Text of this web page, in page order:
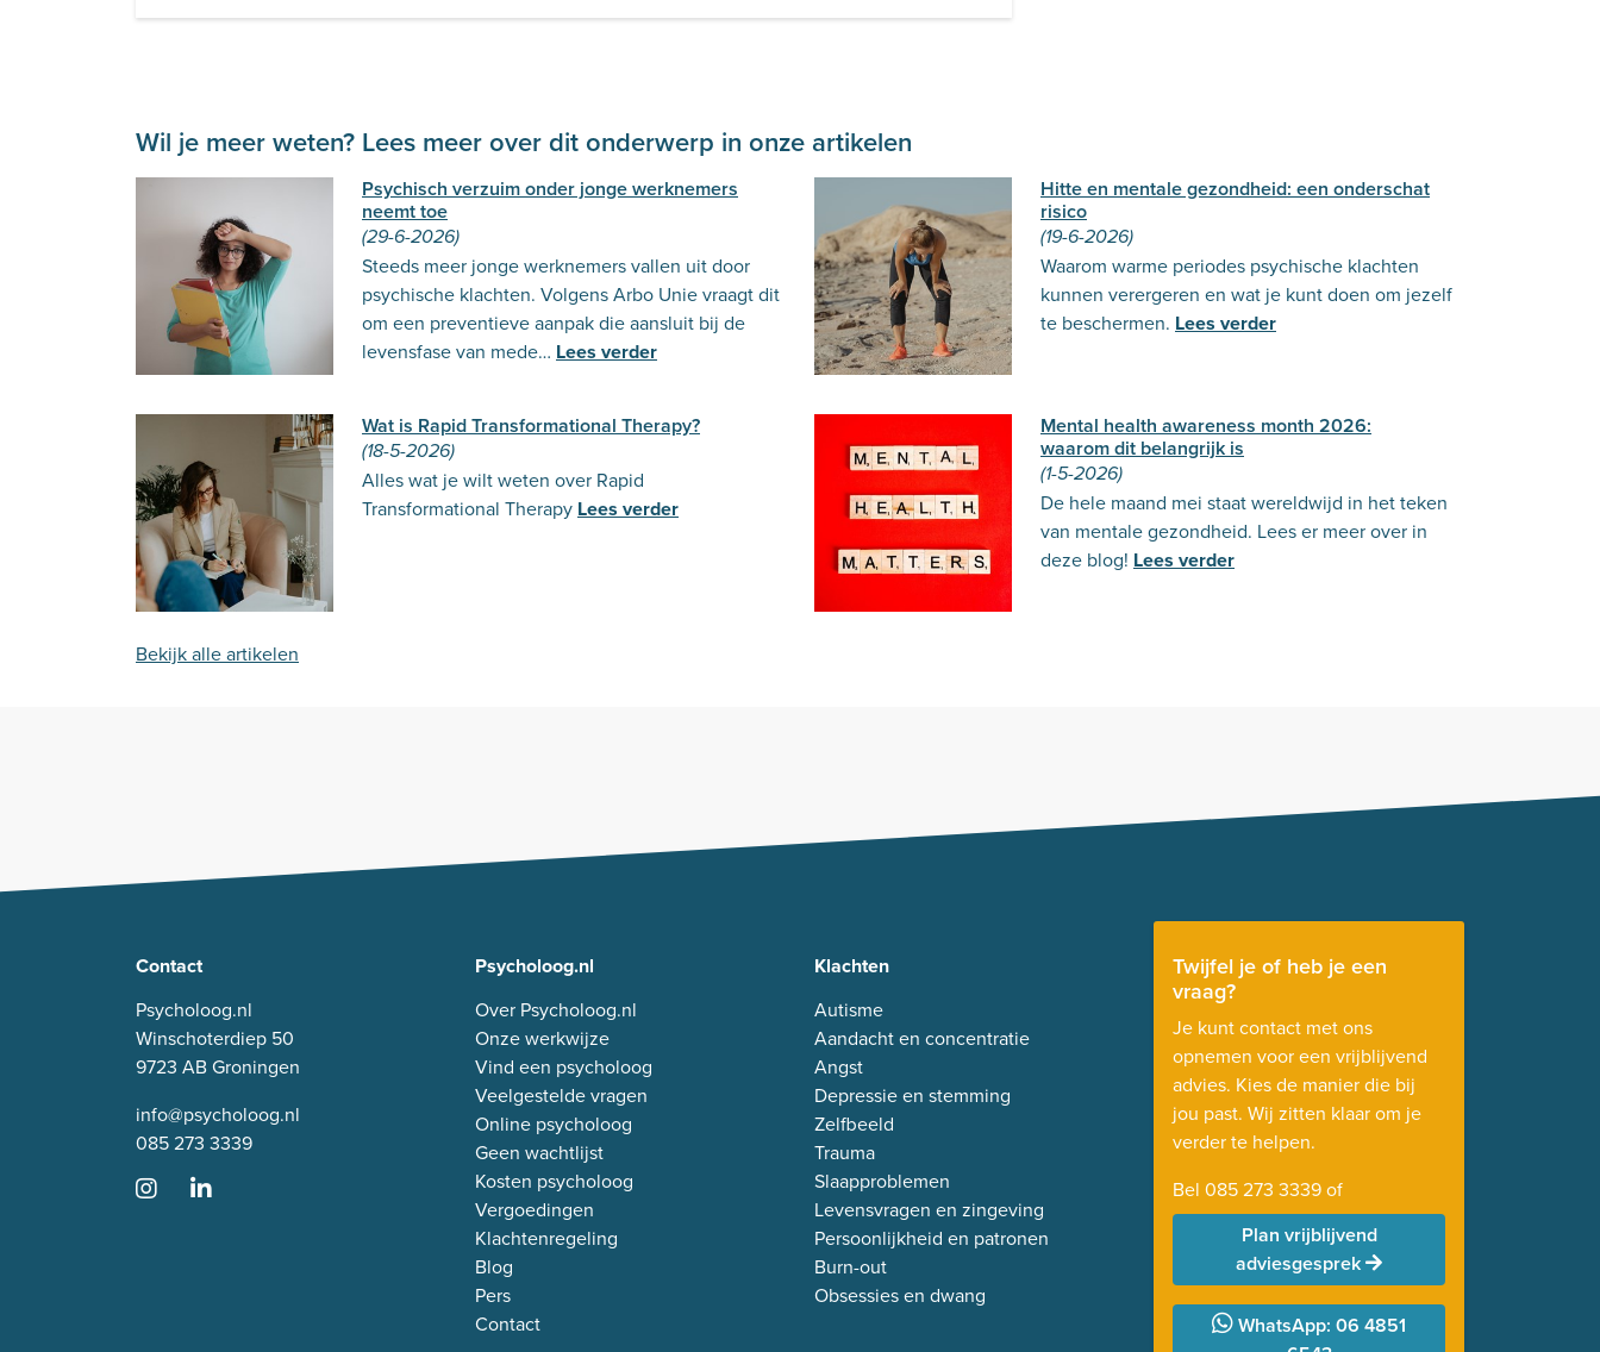
Wil je meer weten? Lees meer over dit onderwerp in onze artikelen
Psychisch verzuim onder jonge werknemers
neemt toe
(29-6-2026)
Steeds meer jonge werknemers vallen uit door
psychische klachten. Volgens Arbo Unie vraagt dit
om een preventieve aanpak die aansluit bij de
levensfase van mede… Lees verder
Hitte en mentale gezondheid: een onderschat
risico
(19-6-2026)
Waarom warme periodes psychische klachten
kunnen verergeren en wat je kunt doen om jezelf
te beschermen. Lees verder
Wat is Rapid Transformational Therapy?
(18-5-2026)
Alles wat je wilt weten over Rapid
Transformational Therapy Lees verder
Mental health awareness month 2026:
waarom dit belangrijk is
(1-5-2026)
De hele maand mei staat wereldwijd in het teken
van mentale gezondheid. Lees er meer over in
deze blog! Lees verder
Bekijk alle artikelen
Contact
Psycholoog.nl
Winschoterdiep 50
9723 AB Groningen
info@psycholoog.nl
085 273 3339
Twijfel je of heb je een
vraag?
Je kunt contact met ons
opnemen voor een vrijblijvend
advies. Kies de manier die bij
jou past. Wij zitten klaar om je
verder te helpen.
Bel 085 273 3339of
Plan vrijblijvend
adviesgesprek
WhatsApp: 06 4851
Psycholoog.nl
Over Psycholoog.nl
Onze werkwijze
Vind een psycholoog
Veelgestelde vragen
Online psycholoog
Geen wachtlijst
Kosten psycholoog
Vergoedingen
Klachtenregeling
Blog
Pers
Contact
Klachten
Autisme
Aandacht en concentratie
Angst
Depressie en stemming
Zelfbeeld
Trauma
Slaapproblemen
Levensvragen en zingeving
Persoonlijkheid en patronen
Burn-out
Obsessies en dwang